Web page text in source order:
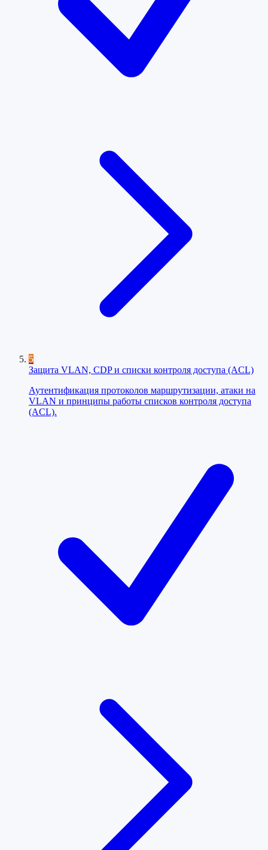
5
Защита VLAN, CDP и списки контроля доступа (ACL)
Аутентификация протоколов маршрутизации, атаки на
VLAN и принципы работы списков контроля доступа
(ACL).